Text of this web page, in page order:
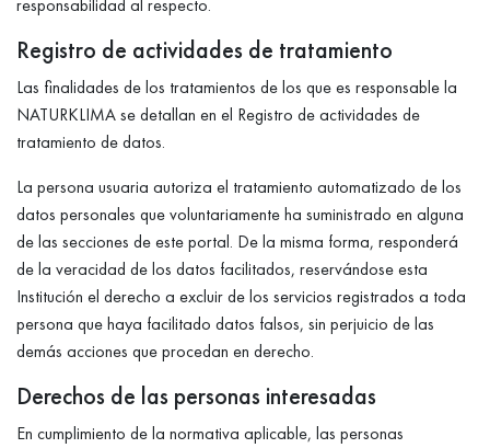
responsabilidad al respecto.
Registro de actividades de tratamiento
Las finalidades de los tratamientos de los que es responsable la
NATURKLIMA se detallan en el Registro de actividades de
tratamiento de datos.
La persona usuaria autoriza el tratamiento automatizado de los
datos personales que voluntariamente ha suministrado en alguna
de las secciones de este portal. De la misma forma, responderá
de la veracidad de los datos facilitados, reservándose esta
Institución el derecho a excluir de los servicios registrados a toda
persona que haya facilitado datos falsos, sin perjuicio de las
demás acciones que procedan en derecho.
Derechos de las personas interesadas
En cumplimiento de la normativa aplicable, las personas